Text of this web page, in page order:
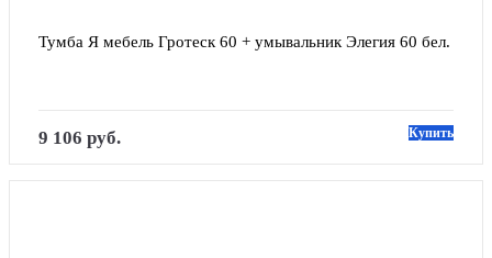
Тумба Я мебель Гротеск 60 + умывальник Элегия 60 бел.
9 106 руб. Купить